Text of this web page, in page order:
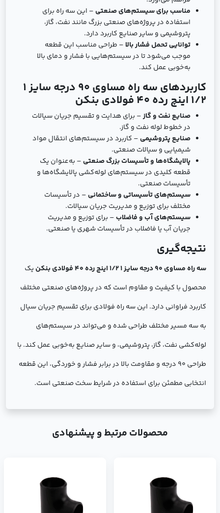
مناسب برای سیستم‌های صنعتی – این سه راه برای
استفاده در پروژه‌های صنعتی بزرگ مانند نفت، گاز،
پتروشیمی و سایر صنایع کاربرد دارد.
توانایی تحمل فشار بالا – طراحی مناسب این قطعه
موجب می‌شود تا در سیستم‌هایی با فشار و دمای بالا
به‌خوبی عمل کند.
کاربردهای سه راه مساوی 90 درجه سایز 1
1/2 اینچ رده 40 فولادی بنکن
صنایع نفت و گاز– برای هدایت و تقسیم جریان سیالات
در خطوط لوله نفت و گاز.
صنایع پتروشیمی – کاربرد در سیستم‌های انتقال مواد
شیمیایی و سیالات صنعتی.
پالایشگاه‌ها و تأسیسات بزرگ صنعتی – به‌عنوان یک
قطعه کلیدی در سیستم‌های لوله‌کشی پالایشگاه‌ها و
تأسیسات صنعتی.
سیستم‌های تأسیساتی و ساختمانی – در تأسیسات
مختلف برای توزیع و مدیریت جریان سیالات.
سیستم‌های آب و فاضلاب – برای توزیع و مدیریت
جریان آب یا فاضلاب در تأسیسات شهری یا صنعتی.
نتیجه‌گیری
سه راه مساوی 90 درجه سایز 1 1/2 اینچ رده 40 فولادی بنکن
یک
محصول با کیفیت و مقاوم است که در پروژه‌های صنعتی مختلف
کاربرد فراوانی دارد. این سه راه فولادی برای تقسیم جریان سیال
به سه مسیر مختلف طراحی شده و می‌تواند در سیستم‌های
لوله‌کشی نفت، گاز، پتروشیمی، و سایر صنایع به‌خوبی عمل کند. با
طراحی 90 درجه و مقاومت بالا در برابر فشار و خوردگی، این قطعه
انتخابی مطمئن برای استفاده در شرایط سخت صنعتی است.
محصولات مرتبط و پیشنهادی